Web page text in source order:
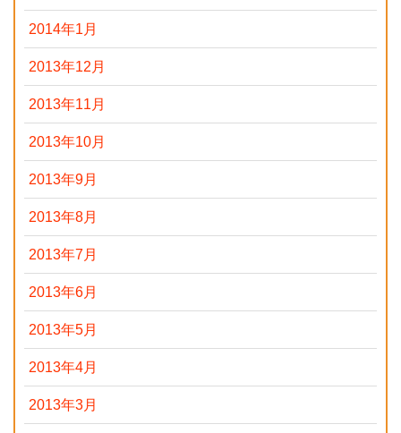
2014年1月
2013年12月
2013年11月
2013年10月
2013年9月
2013年8月
2013年7月
2013年6月
2013年5月
2013年4月
2013年3月